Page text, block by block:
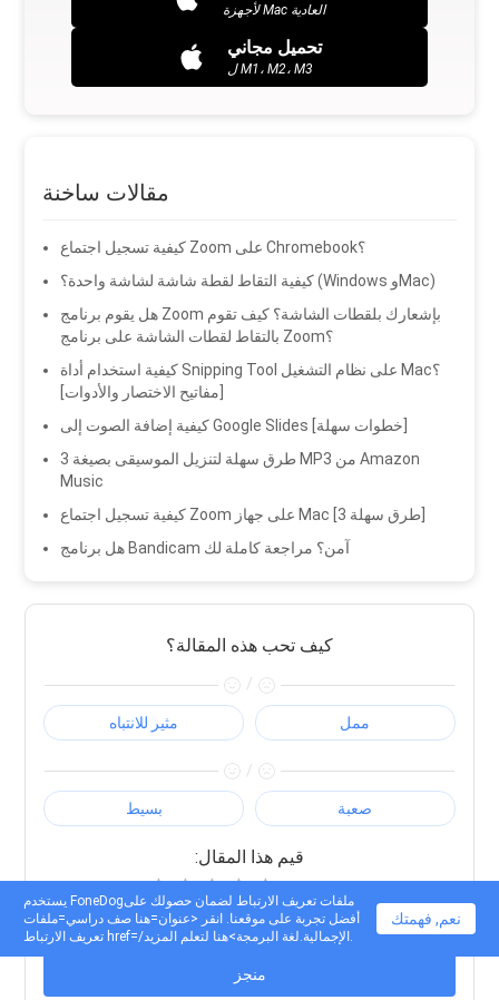
لأجهزة Mac العادية
تحميل مجاني
ل M1، M2، M3
مقالات ساخنة
كيفية تسجيل اجتماع Zoom على Chromebook؟
كيفية التقاط لقطة شاشة لشاشة واحدة؟ (Windows وMac)
هل يقوم برنامج Zoom بإشعارك بلقطات الشاشة؟ كيف تقوم
بالتقاط لقطات الشاشة على برنامج Zoom؟
كيفية استخدام أداة Snipping Tool على نظام التشغيل Mac؟
[مفاتيح الاختصار والأدوات]
3 طرق سهلة لتنزيل الموسيقى بصيغة MP3 من Amazon
Music
هل برنامج Bandicam آمن؟ مراجعة كاملة لك
كيف تحب هذه المقالة؟
/
مثير للانتباه ممل
/
بسيط صعبة
:قيم هذا المقال
:تقييم4.7/ 5 (مرتكز على 69التقييمات)
منجز
يستخدم FoneDogملفات تعريف الارتباط لضمان حصولك على
أفضل تجربة على موقعنا. انقر <عنوان=هنا صف دراسي=ملفات
تعريف الارتباط href=/الإجمالية.لغة البرمجة>هنا لتعلم المزيد.
نعم, فهمتك